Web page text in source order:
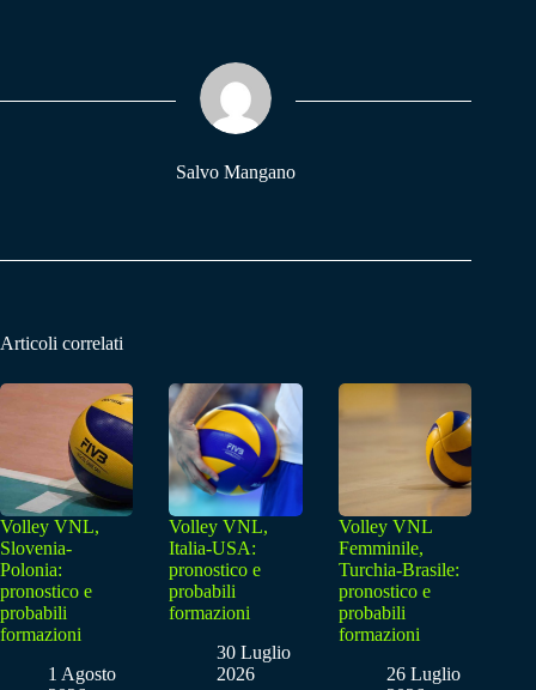
pp m
Salvo Mangano
Articoli correlati
Volley VNL,
Slovenia-
Polonia:
pronostico e
probabili
formazioni
1 Agosto
Volley VNL,
Italia-USA:
pronostico e
probabili
formazioni
30 Luglio
2026
Volley VNL
Femminile,
Turchia-Brasile:
pronostico e
probabili
formazioni
26 Luglio